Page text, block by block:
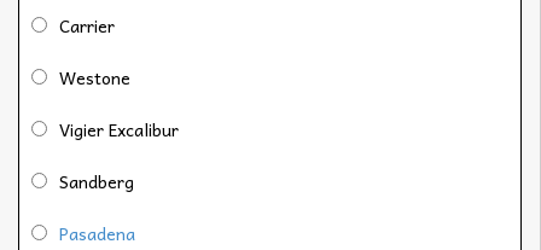
Carrier
Westone
Vigier Excalibur
Sandberg
Pasadena